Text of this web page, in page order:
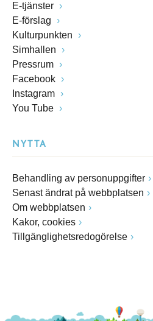
E-tjänster
E-förslag
Kulturpunkten
Simhallen
Pressrum
Facebook
Instagram
You Tube
NYTTA
Behandling av personuppgifter
Senast ändrat på webbplatsen
Om webbplatsen
Kakor, cookies
Tillgänglighetsredogörelse